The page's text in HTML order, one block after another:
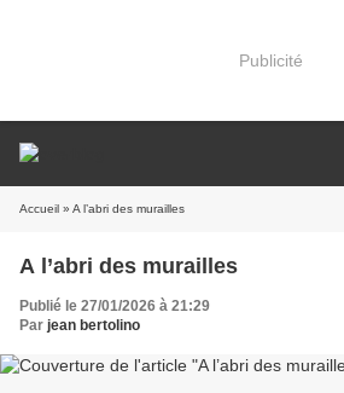
Publicité
Accueil » A l’abri des murailles
A l’abri des murailles
Publié le 27/01/2026 à 21:29
Par jean bertolino